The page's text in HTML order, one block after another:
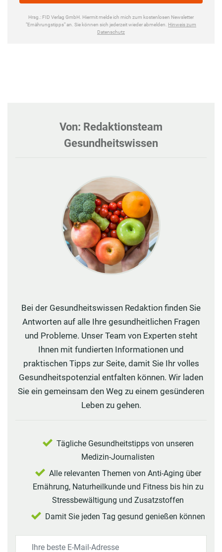
Von: Redaktionsteam
Gesundheitswissen
Bei der Gesundheitswissen Redaktion finden Sie
Antworten auf alle Ihre gesundheitlichen Fragen
und Probleme. Unser Team von Experten steht
Ihnen mit fundierten Informationen und
praktischen Tipps zur Seite, damit Sie Ihr volles
Gesundheitspotenzial entfalten können. Wir laden
Sie ein gemeinsam den Weg zu einem gesünderen
Leben zu gehen.
Tägliche Gesundheitstipps von unseren
Medizin-Journalisten
Alle relevanten Themen von Anti-Aging über
Ernährung, Naturheilkunde und Fitness bis hin zu
Stressbewältigung und Zusatzstoffen
Damit Sie jeden Tag gesund genießen können